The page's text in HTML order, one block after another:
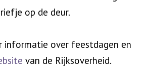
op de deur.
informatie over feestdagen en
van de Rijksoverheid.